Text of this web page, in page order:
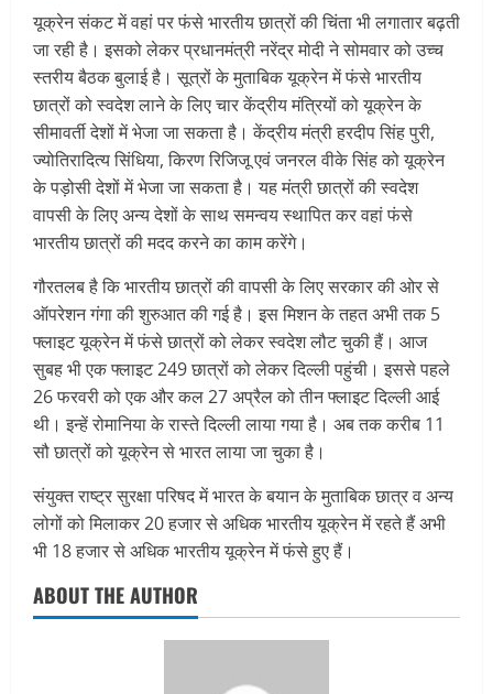
यूक्रेन संकट में वहां पर फंसे भारतीय छात्रों की चिंता भी लगातार बढ़ती
जा रही है। इसको लेकर प्रधानमंत्री नरेंद्र मोदी ने सोमवार को उच्च
स्तरीय बैठक बुलाई है। सूत्रों के मुताबिक यूक्रेन में फंसे भारतीय
छात्रों को स्वदेश लाने के लिए चार केंद्रीय मंत्रियों को यूक्रेन के
सीमावर्ती देशों में भेजा जा सकता है। केंद्रीय मंत्री हरदीप सिंह पुरी,
ज्योतिरादित्य सिंधिया, किरण रिजिजू एवं जनरल वीके सिंह को यूक्रेन
के पड़ोसी देशों में भेजा जा सकता है। यह मंत्री छात्रों की स्वदेश
वापसी के लिए अन्य देशों के साथ समन्वय स्थापित कर वहां फंसे
भारतीय छात्रों की मदद करने का काम करेंगे।
गौरतलब है कि भारतीय छात्रों की वापसी के लिए सरकार की ओर से
ऑपरेशन गंगा की शुरुआत की गई है। इस मिशन के तहत अभी तक 5
फ्लाइट यूक्रेन में फंसे छात्रों को लेकर स्वदेश लौट चुकी हैं। आज
सुबह भी एक फ्लाइट 249 छात्रों को लेकर दिल्ली पहुंची। इससे पहले
26 फरवरी को एक और कल 27 अप्रैल को तीन फ्लाइट दिल्ली आई
थी। इन्हें रोमानिया के रास्ते दिल्ली लाया गया है। अब तक करीब 11
सौ छात्रों को यूक्रेन से भारत लाया जा चुका है।
संयुक्त राष्ट्र सुरक्षा परिषद में भारत के बयान के मुताबिक छात्र व अन्य
लोगों को मिलाकर 20 हजार से अधिक भारतीय यूक्रेन में रहते हैं अभी
भी 18 हजार से अधिक भारतीय यूक्रेन में फंसे हुए हैं।
ABOUT THE AUTHOR